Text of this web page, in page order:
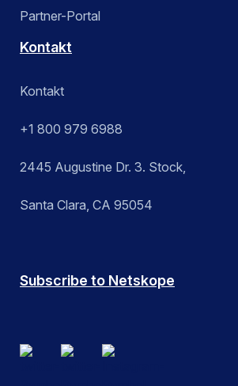
Partner-Portal
Kontakt
Kontakt
+1 800 979 6988
2445 Augustine Dr. 3. Stock,
Santa Clara, CA 95054
Subscribe to Netskope